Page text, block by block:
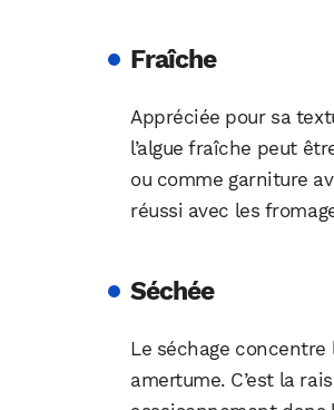
Fraîche
Appréciée pour sa
l’algue fraîche peut
ou comme garniture
réussi avec les
Séchée
Le séchage
amertume. C’est la